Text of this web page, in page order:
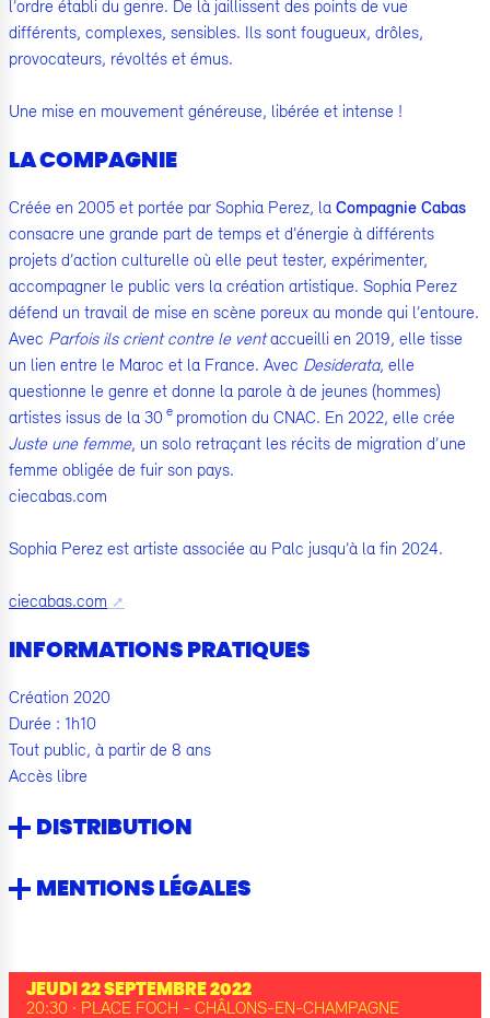
l’ordre établi du genre. De là jaillissent des points de vue
différents, complexes, sensibles. Ils sont fougueux, drôles,
provocateurs, révoltés et émus.
Une mise en mouvement généreuse, libérée et intense !
LA COMPAGNIE
Créée en 2005 et portée par Sophia Perez, la Compagnie Cabas
consacre une grande part de temps et d’énergie à différents
projets d’action culturelle où elle peut tester, expérimenter,
accompagner le public vers la création artistique. Sophia Perez
défend un travail de mise en scène poreux au monde qui l’entoure.
Avec Parfois ils crient contre le ventaccueilli en 2019, elle tisse
un lien entre le Maroc et la France. Avec Desiderata, elle
questionne le genre et donne la parole à de jeunes (hommes)
artistes issus de la 30 e promotion du CNAC. En 2022, elle crée
Juste une femme, un solo retraçant les récits de migration d’une
femme obligée de fuir son pays.
ciecabas.com
Sophia Perez est artiste associée au Palc jusqu’à la fin 2024.
ciecabas.com
INFORMATIONS PRATIQUES
Création 2020
Durée : 1h10
Tout public, à partir de 8 ans
Accès libre
DISTRIBUTION
MENTIONS LÉGALES
JEUDI 22 SEPTEMBRE 2022
20:30 · PLACE FOCH - CHÂLONS-EN-CHAMPAGNE